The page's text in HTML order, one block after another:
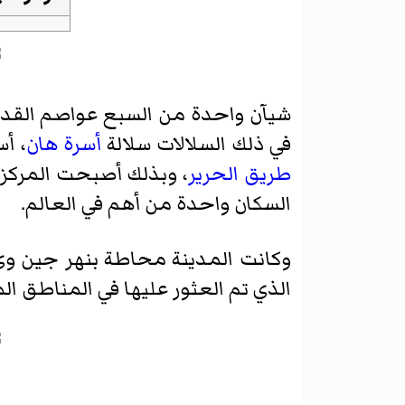
شيآن واحدة من السبع عواصم
في ذلك السلالات سلالة أسرة هان،
طريق الحرير، وبذلك أصبحت
السكان واحدة من أهم في العالم.
وكانت المدينة محاطة بنهر جين
الذي تم العثور عليها في المناطق